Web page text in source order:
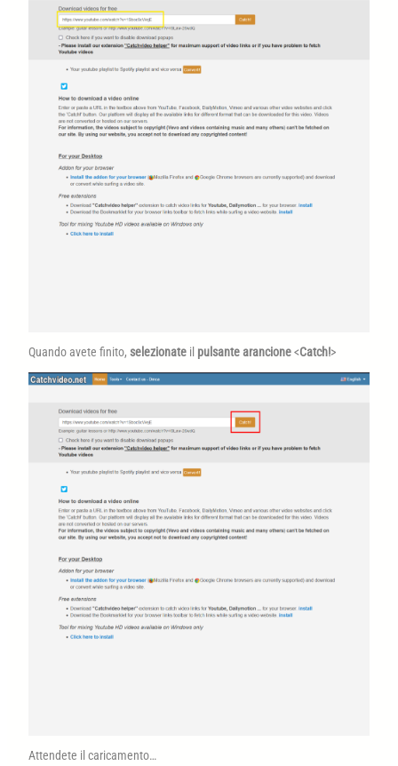
Quando avete finito, selezionate il pulsante arancione<Catch!>
Attendete il caricamento…